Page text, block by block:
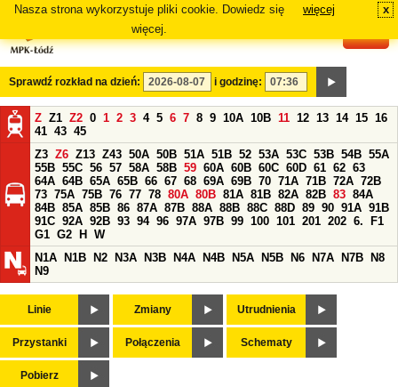
Nasza strona wykorzystuje pliki cookie. Dowiedz się
więcej.
więcej x
Sprawdź rozkład na dzień: i godzinę:
Z Z1 Z2 0 1 2 3 4 5 6 7 8 9 10A 10B 11 12 13 14 15 16
41 43 45
Z3 Z6 Z13 Z43 50A 50B 51A 51B 52 53A 53C 53B 54B 55A
55B 55C 56 57 58A 58B 59 60A 60B 60C 60D 61 62 63
64A 64B 65A 65B 66 67 68 69A 69B 70 71A 71B 72A 72B
73 75A 75B 76 77 78 80A 80B 81A 81B 82A 82B 83 84A
84B 85A 85B 86 87A 87B 88A 88B 88C 88D 89 90 91A 91B
91C 92A 92B 93 94 96 97A 97B 99 100 101 201 202 6.
F1
G1 G2 H
W
N1A
N1B N2 N3A N3B N4A N4B N5A N5B N6 N7A N7B
N8
N9
Linie Zmiany Utrudnienia
Przystanki Połączenia Schematy
Pobierz